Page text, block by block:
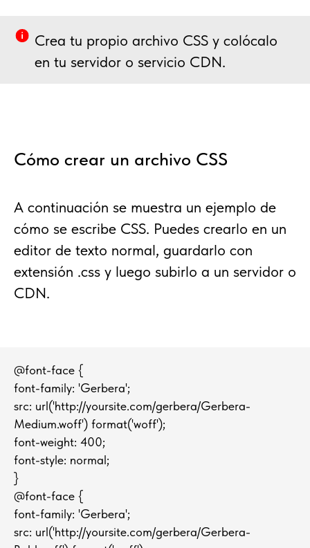
Crea tu propio archivo CSS y colócalo
en tu servidor o servicio CDN.
Cómo crear un archivo CSS
A continuación se muestra un ejemplo de
cómo se escribe CSS. Puedes crearlo en un
editor de texto normal, guardarlo con
extensión .css y luego subirlo a un servidor o
CDN.
@font-face {
font-family: 'Gerbera';
src: url('http://yoursite.com/gerbera/Gerbera-
Medium.woff') format('woff');
font-weight: 400;
font-style: normal;
}
@font-face {
font-family: 'Gerbera';
src: url('http://yoursite.com/gerbera/Gerbera-